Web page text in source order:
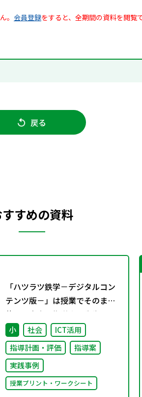
。 会員登録をすると、全期間の資料を閲覧
戻る
すすめの資料
「ハツラツ鉄学－デジタルコン
テンツ版－」は授業でそのまま
使える充実の指導案で先生をサ
ポート！～効果的な活用法のご
紹介～
小 社会
ICT活用
指導計画・評価
指導案
実践事例
授業プリント・ワークシート